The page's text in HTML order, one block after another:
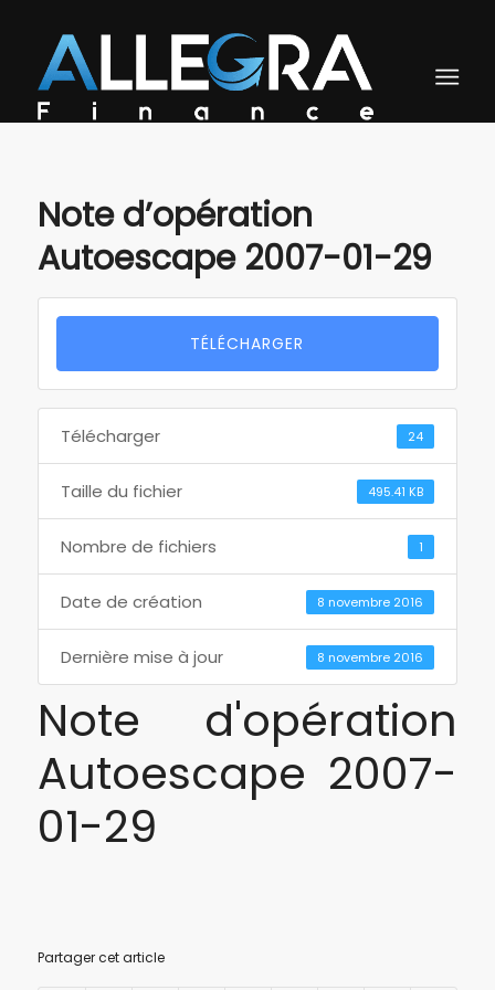
Note d’opération
Autoescape 2007-01-29
TÉLÉCHARGER
Télécharger 24
Taille du fichier 495.41 KB
Nombre de fichiers 1
Date de création 8 novembre 2016
Dernière mise à jour 8 novembre 2016
Note d'opération
Autoescape 2007-
01-29
Partager cet article